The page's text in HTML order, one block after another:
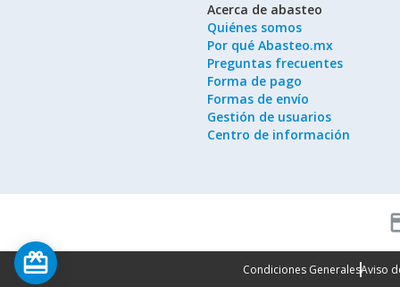
Acerca de abasteo
Quiénes somos
Por qué Abasteo.mx
Preguntas frecuentes
Forma de pago
Formas de envío
Gestión de usuarios
Centro de información
Condiciones GeneralesAviso
card_giftcard